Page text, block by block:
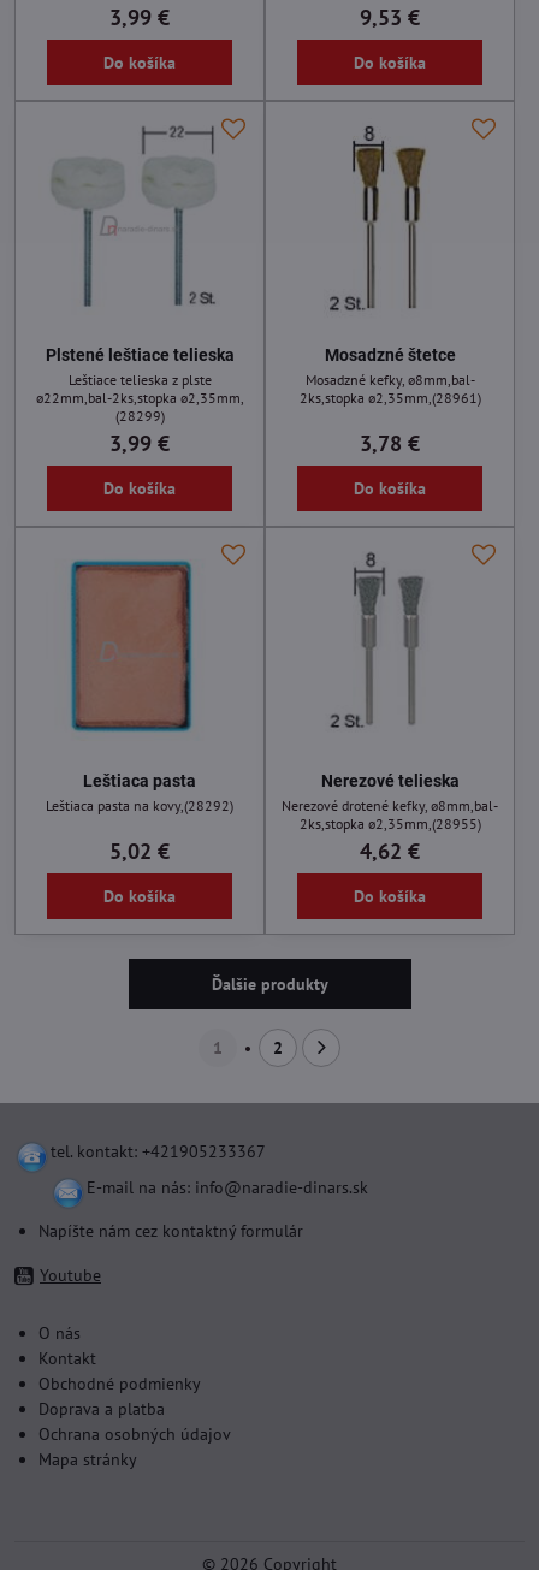
3,99 €
Do košíka
9,53 €
Do košíka
Plstené leštiace telieska
Leštiace telieska z plste
ø22mm,bal-2ks,stopka ø2,35mm,
(28299)
3,99 €
Do košíka
Mosadzné štetce
Mosadzné kefky, ø8mm,bal-
2ks,stopka ø2,35mm,(28961)
3,78 €
Do košíka
Leštiaca pasta
Leštiaca pasta na kovy,(28292)
5,02 €
Do košíka
Nerezové telieska
Nerezové drotené kefky, ø8mm,bal-
2ks,stopka ø2,35mm,(28955)
4,62 €
Do košíka
Ďalšie produkty
1 2
tel. kontakt: +421905233367
E-mail na nás: info@naradie-dinars.sk
Napíšte nám cez kontaktný formulár
Youtube
O nás
Kontakt
Obchodné podmienky
Doprava a platba
Ochrana osobných údajov
Mapa stránky
© 2026 Copyright